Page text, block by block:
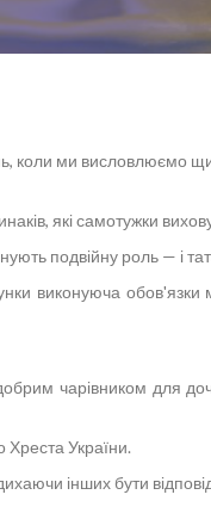
коли ми висловлюємо
які самотужки
подвійну роль — і
виконуюча обов'язки
чарівником для
Хреста України.
інших бути